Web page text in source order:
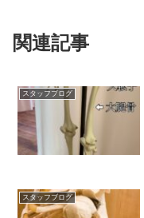
関連記事
スタッフブログ
スタッフブログ